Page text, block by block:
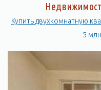
Купить двухкомнатную
5